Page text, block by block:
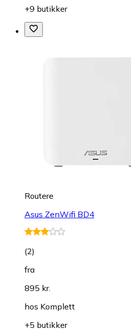
+9 butikker
Routere
Asus ZenWifi BD4
(2)
fra
895 kr.
hos Komplett
+5 butikker